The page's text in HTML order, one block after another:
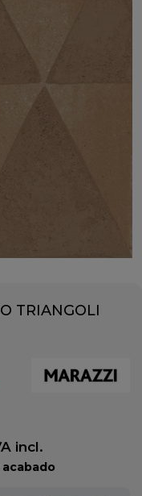
TRIANGOLI
incl.